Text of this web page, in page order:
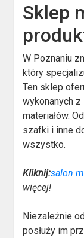
Sklep
W Poznaniu
który
Ten sklep
wykonanych
materiałów.
szafki i inne
wszystko.
Kliknij:salon
więcej!
Niezależnie
posłuży im